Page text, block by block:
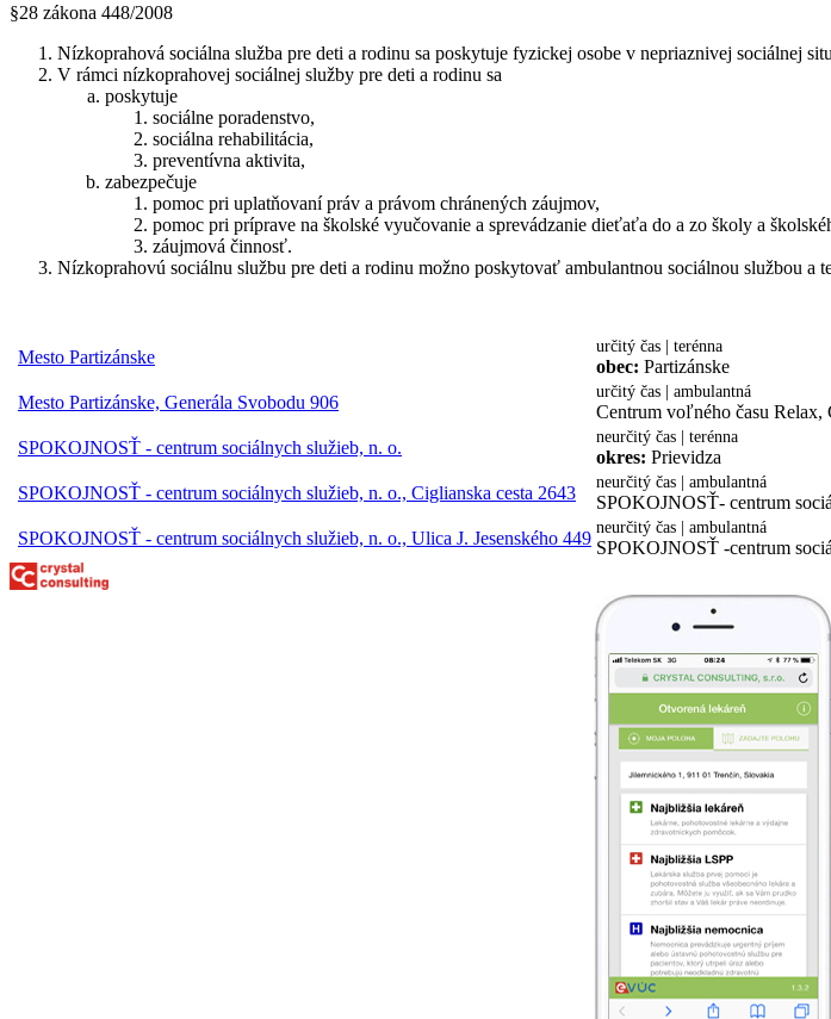
§28 zákona 448/2008
Nízkoprahová sociálna služba pre deti a rodinu sa poskytuje fyzickej osobe v nepriaznivej sociálnej
V rámci nízkoprahovej sociálnej služby pre deti a rodinu sa
poskytuje
sociálne poradenstvo,
sociálna rehabilitácia,
preventívna aktivita,
zabezpečuje
pomoc pri uplatňovaní práv a právom chránených záujmov,
pomoc pri príprave na školské vyučovanie a sprevádzanie dieťaťa do a zo školy a
záujmová činnosť.
Nízkoprahovú sociálnu službu pre deti a rodinu možno poskytovať ambulantnou sociálnou službou a
Mesto Partizánske
určitý čas | terénna
obec: Partizánske
Mesto Partizánske, Generála Svobodu 906
určitý čas | ambulantná
Centrum voľného času Relax,
SPOKOJNOSŤ - centrum sociálnych služieb, n. o.
neurčitý čas | terénna
okres: Prievidza
SPOKOJNOSŤ - centrum sociálnych služieb, n. o., Ciglianska cesta 2643
neurčitý čas | ambulantná
SPOKOJNOSŤ- centrum
SPOKOJNOSŤ - centrum sociálnych služieb, n. o., Ulica J. Jesenského 449
neurčitý čas | ambulantná
SPOKOJNOSŤ -centrum